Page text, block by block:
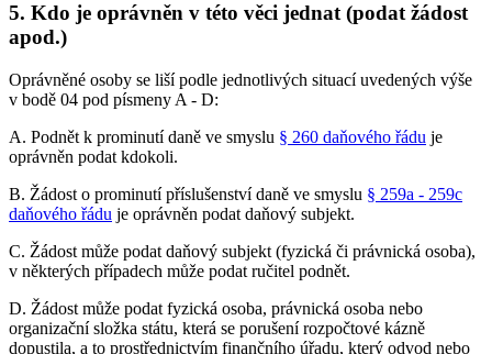
5. Kdo je oprávněn v této věci jednat (podat žádost
apod.)
Oprávněné osoby se liší podle jednotlivých situací uvedených výše
v bodě 04 pod písmeny A - D:
A. Podnět k prominutí daně ve smyslu § 260 daňového řádu je
oprávněn podat kdokoli.
B. Žádost o prominutí příslušenství daně ve smyslu § 259a - 259c
daňového řádu je oprávněn podat daňový subjekt.
C. Žádost může podat daňový subjekt (fyzická či právnická osoba),
v některých případech může podat ručitel podnět.
D. Žádost může podat fyzická osoba, právnická osoba nebo
organizační složka státu, která se porušení rozpočtové kázně
dopustila, a to prostřednictvím finančního úřadu, který odvod nebo